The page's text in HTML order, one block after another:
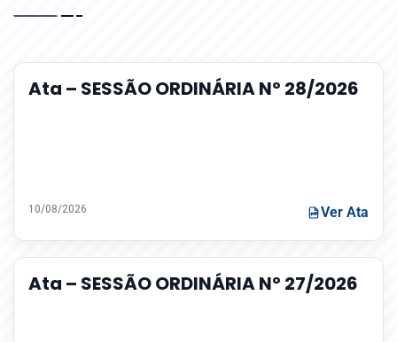
Ata – SESSÃO ORDINÁRIA Nº 28/2026
10/08/2026 Ver Ata
Ata – SESSÃO ORDINÁRIA Nº 27/2026